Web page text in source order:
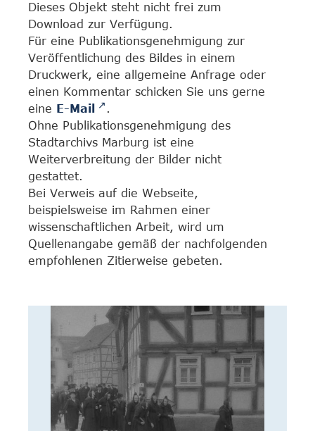
Dieses Objekt steht nicht frei zum
Download zur Verfügung.
Für eine Publikationsgenehmigung zur
Veröffentlichung des Bildes in einem
Druckwerk, eine allgemeine Anfrage oder
einen Kommentar schicken Sie uns gerne
eine E-Mail
.
Ohne Publikationsgenehmigung des
Stadtarchivs Marburg ist eine
Weiterverbreitung der Bilder nicht
gestattet.
Bei Verweis auf die Webseite,
beispielsweise im Rahmen einer
wissenschaftlichen Arbeit, wird um
Quellenangabe gemäß der nachfolgenden
empfohlenen Zitierweise gebeten.